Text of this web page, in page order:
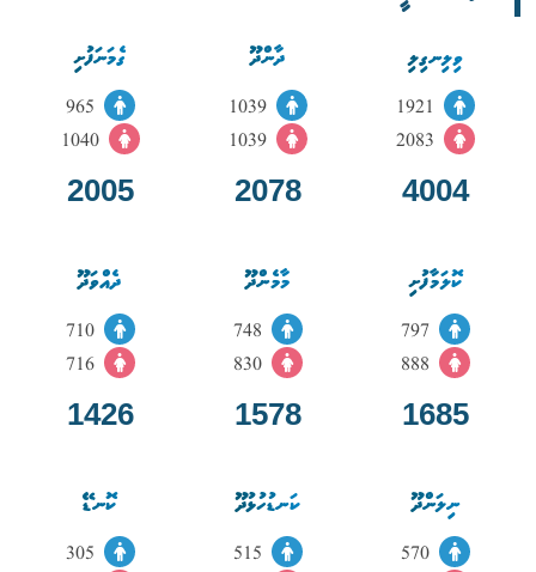
ވިލިނގިލި
1921
2083
4004
ދާންދޫ
1039
1039
2078
ގެމަނަފުށި
1040
2005
ކޮލަމާފުށި
797
888
1685
މާމެންދޫ
748
830
1578
ދެއްވަދޫ
710
716
1426
ނިލަންދޫ
570
ކަނޑުހުޅުދޫ
515
ކޮނޑޭ